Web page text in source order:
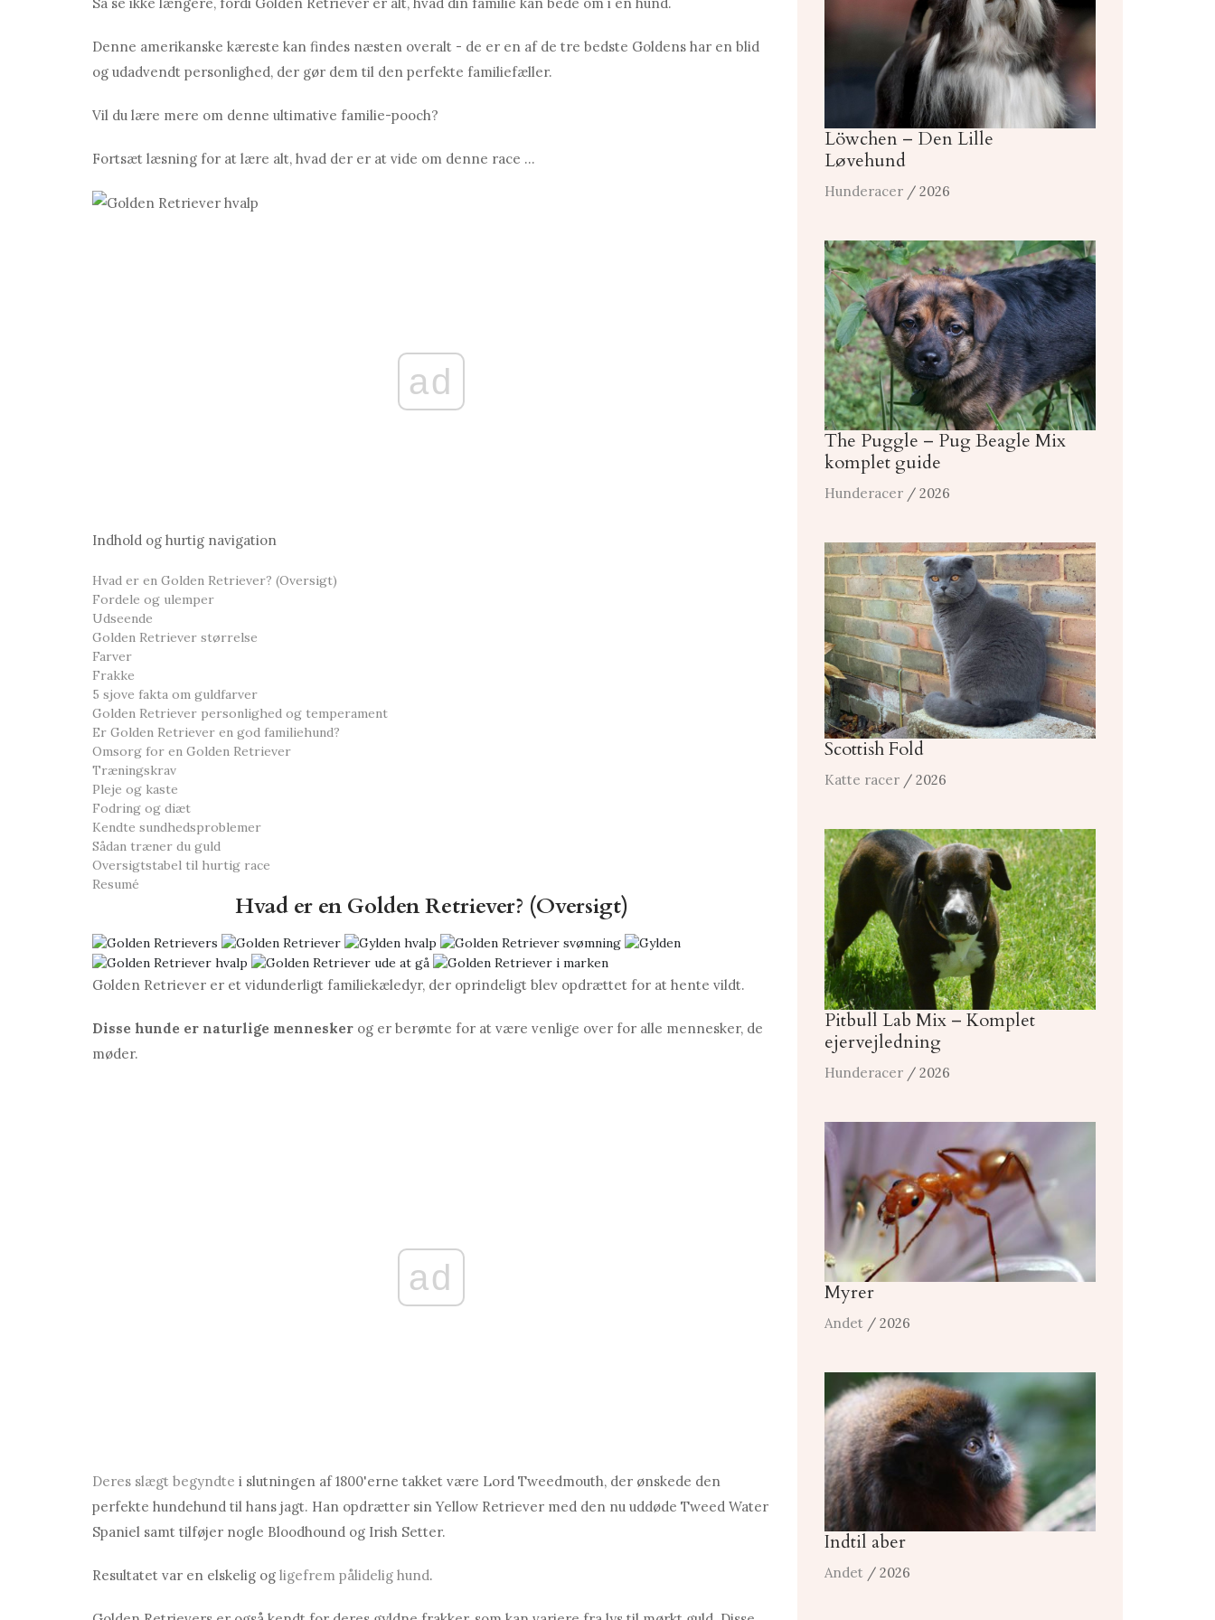
Denne amerikanske kæreste kan findes næsten overalt - de er en af ​​de tre bedste Goldens har en blid
og udadvendt personlighed, der gør dem til den perfekte familiefæller.
Vil du lære mere om denne ultimative familie-pooch?
Fortsæt læsning for at lære alt, hvad der er at vide om denne race ...
ad
Indhold og hurtig navigation
Hvad er en Golden Retriever? (Oversigt)
Fordele og ulemper
Udseende
Golden Retriever størrelse
Farver
Frakke
5 sjove fakta om guldfarver
Golden Retriever personlighed og temperament
Er Golden Retriever en god familiehund?
Omsorg for en Golden Retriever
Træningskrav
Pleje og kaste
Fodring og diæt
Kendte sundhedsproblemer
Sådan træner du guld
Oversigtstabel til hurtig race
Resumé
Hvad er en Golden Retriever? (Oversigt)
Golden Retriever er et vidunderligt familiekæledyr, der oprindeligt blev opdrættet for at hente vildt.
Disse hunde er naturlige mennesker og er berømte for at være venlige over for alle mennesker, de
møder.
ad
Deres slægt begyndte i slutningen af ​​1800'erne takket være Lord Tweedmouth, der ønskede den
perfekte hundehund til hans jagt. Han opdrætter sin Yellow Retriever med den nu uddøde Tweed Water
Spaniel samt tilføjer nogle Bloodhound og Irish Setter.
Resultatet var en elskelig og ligefrem pålidelig hund.
Löwchen – Den Lille
Løvehund
Hunderacer / 2026
The Puggle – Pug Beagle Mix
komplet guide
Hunderacer / 2026
Scottish Fold
Katte racer / 2026
Pitbull Lab Mix – Komplet
ejervejledning
Hunderacer / 2026
Myrer
Andet / 2026
Indtil aber
Andet / 2026